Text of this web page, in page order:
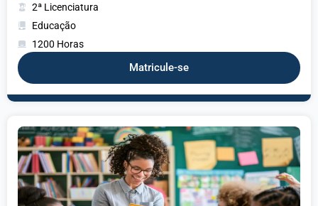
2ª Licenciatura
Educação
1200 Horas
Matricule-se